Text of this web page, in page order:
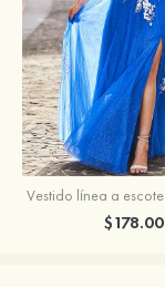
$178.00